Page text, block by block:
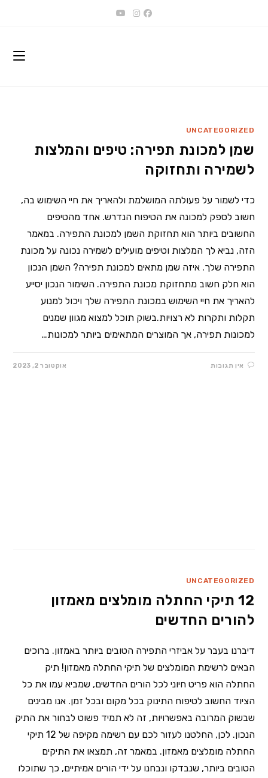
UNCATEGORIZED
שמן למכונת תפירה: טיפים והמלצות
לשמירה ותחזוקה
כדי לשמור על פעולתה המושלמת ולהאריך את חיי השימוש בה,
חשוב לספק למכונה את הטיפוח הנדרש. אחד מהטיפים
החשובים ביותר הוא תחזוקת השמן למכונת התפירה. במאמר
הזה, נביא לך המלצות וטיפים מועילים לשמירה נכונה על מכונת
התפירה שלך. איזה שמן מתאים למכונת תפירה? השמן הנכון
הוא חלק חשוב מתחזוקת מכונת התפירה. השימור הנכון יסייע
להאריך את חיי השימוש במכונת התפירה שלך ויכול למנוע
תקלות ותקרות לא רצויות.בשוק תוכל למצוא מגוון שמנים
למכונות תפירה, אך המוצרים המתאימים ביותר למכונות…
אין תגובות אוקטובר 2, 2023
UNCATEGORIZED
12 תיקי החתלה מומלצים מאמזון
להורים החדשים
דיברנו בעבר על אביזרי התפירה הטובים ביותר באמזון. ברוכים
הבאים לרשימת המומלצים של תיקי החתלה מאמזון! תיק
החתלה הוא פריט חיוני לכל הורים החדשים, שמביא עמו את כל
הציוד החשוב לטיפוח התינוק בכל מקום ובכל זמן. אנו מבינים
שבשוק המרובה באפשרויות, זה לא תמיד פשוט לבחור את התיק
הנכון. לכן, החלטנו לעזור לכם עם רשימה מקיפה של 12 תיקי
החתלה מומלצים מאמזון. במאמר זה, תמצאו את התיקים
הטובים ביותר, שנבדקו ונבחנו על ידי הורים אמיתיים, כך שתוכלו